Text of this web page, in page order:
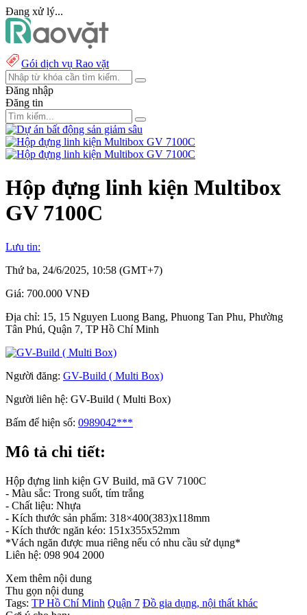
Đang xử lý...
Gói dịch vụ Rao vặt
Đăng nhập
Đăng tin
Hộp đựng linh kiện Multibox
GV 7100C
Lưu tin:
Thứ ba, 24/6/2025, 10:58 (GMT+7)
Giá: 700.000 VNĐ
Địa chỉ: 15, 15 Nguyen Luong Bang, Phuong Tan Phu, Phường
Tân Phú, Quận 7, TP Hồ Chí Minh
Người đăng: GV-Build ( Multi Box)
Người liên hệ: GV-Build ( Multi Box)
Bấm để hiện số: 0989042***
Mô tả chi tiết:
Hộp đựng linh kiện GV Build, mã GV 7100C
- Màu sắc: Trong suốt, tím trắng
- Chất liệu: Nhựa
- Kích thước sản phẩm: 318×400(383)x118mm
- Kích thước ngăn kéo: 151x355x52mm
*Vách ngăn được mua riêng nếu có nhu cầu sử dụng*
Liên hệ: 098 904 2000
Xem thêm nội dung
Thu gọn nội dung
Tags: TP Hồ Chí Minh Quận 7 Đồ gia dụng, nội thất khác